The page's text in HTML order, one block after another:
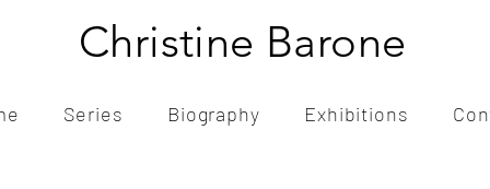
Christine Barone
Series Biography Exhibitions